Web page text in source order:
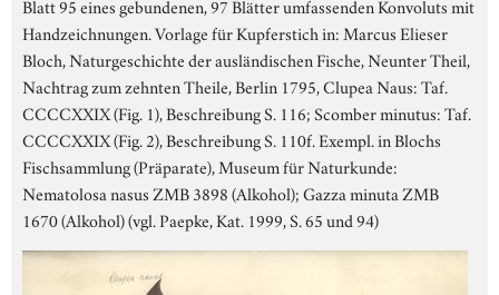
Blatt 95 eines gebundenen, 97 Blätter umfassenden Konvoluts mit
Handzeichnungen. Vorlage für Kupferstich in: Marcus Elieser
Bloch, Naturgeschichte der ausländischen Fische, Neunter Theil,
Nachtrag zum zehnten Theile, Berlin 1795, Clupea Naus: Taf.
CCCCXXIX (Fig. 1), Beschreibung S. 116; Scomber minutus: Taf.
CCCCXXIX (Fig. 2), Beschreibung S. 110f. Exempl. in Blochs
Fischsammlung (Präparate), Museum für Naturkunde:
Nematolosa nasus ZMB 3898 (Alkohol); Gazza minuta ZMB
1670 (Alkohol) (vgl. Paepke, Kat. 1999, S. 65 und 94)